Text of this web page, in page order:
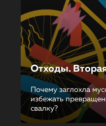
Отходы.
Почему заглохла
избежать
свалку?